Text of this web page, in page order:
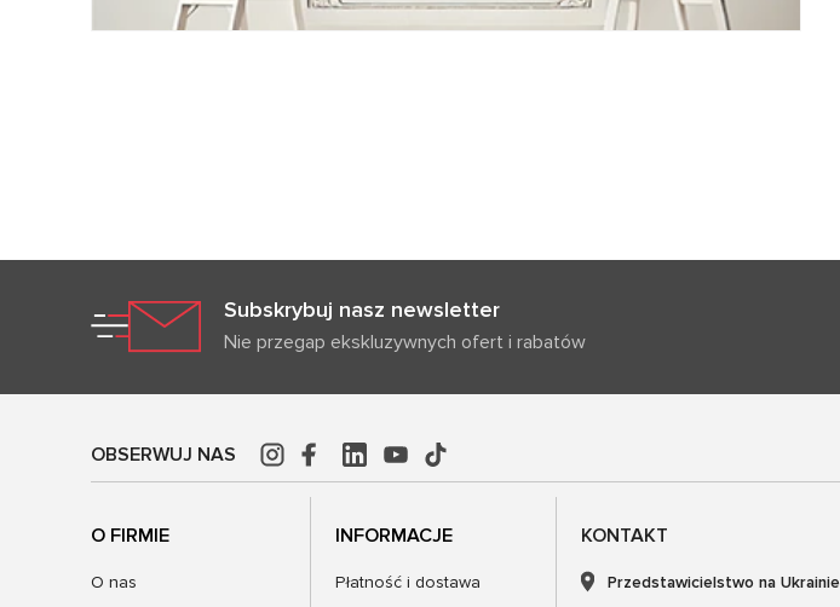
Subskrybuj nasz newsletter
Nie przegap ekskluzywnych ofert i rabatów
OBSERWUJ NAS
O FIRMIE
O nas
INFORMACJE
Płatność i dostawa
KONTAKT
Przedstawicielstwo na Ukrainie